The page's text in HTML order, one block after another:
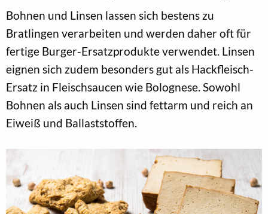
Bohnen und Linsen lassen sich bestens zu
Bratlingen verarbeiten und werden daher oft für
fertige Burger-Ersatzprodukte verwendet. Linsen
eignen sich zudem besonders gut als Hackfleisch-
Ersatz in Fleischsaucen wie Bolognese. Sowohl
Bohnen als auch Linsen sind fettarm und reich an
Eiweiß und Ballaststoffen.